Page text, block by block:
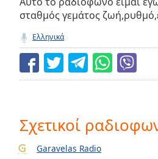
Seek to
currently
behind
LIVE
Remaining
Time-
Playback
Rate
σταθμός γεμάτος
Ελληνικά
Σχετικοί
Garavelas Radio